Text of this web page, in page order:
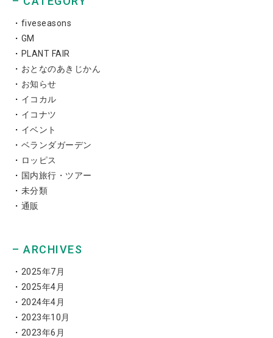
fiveseasons
GM
PLANT FAIR
おとなのあきじかん
お知らせ
イコカル
イコナツ
イベント
ベランダガーデン
ロッピス
国内旅行・ツアー
未分類
通販
– ARCHIVES
2025年7月
2025年4月
2024年4月
2023年10月
2023年6月